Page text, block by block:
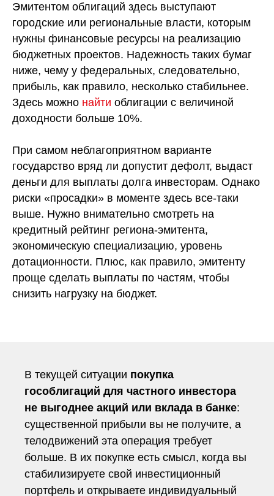
Эмитентом облигаций здесь выступают
городские или региональные власти, которым
нужны финансовые ресурсы на реализацию
бюджетных проектов. Надежность таких бумаг
ниже, чему у федеральных, следовательно,
прибыль, как правило, несколько стабильнее.
Здесь можно найти облигации с величиной
доходности больше 10%.
При самом неблагоприятном варианте
государство вряд ли допустит дефолт, выдаст
деньги для выплаты долга инвесторам. Однако
риски «просадки» в моменте здесь все-таки
выше. Нужно внимательно смотреть на
кредитный рейтинг региона-эмитента,
экономическую специализацию, уровень
дотационности. Плюс, как правило, эмитенту
проще сделать выплаты по частям, чтобы
снизить нагрузку на бюджет.
В текущей ситуации покупка
гособлигаций для частного инвестора
не выгоднее акций или вклада в банке:
существенной прибыли вы не получите, а
телодвижений эта операция требует
больше. В их покупке есть смысл, когда вы
стабилизируете свой инвестиционный
портфель и открываете индивидуальный